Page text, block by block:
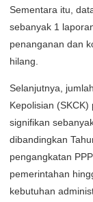
Sementara itu,
sebanyak 1
penanganan dan
hilang.
Selanjutnya,
Kepolisian
signifikan
dibandingkan
pengangkatan
pemerintahan
kebutuhan